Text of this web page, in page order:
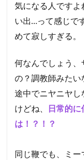
気になる人です
い出…って感じで
めて寂しすぎる。
何なんでしょう
の？調教師みたい
途中でニヤニヤ
けどね、
日常的
は！？！？
同じ鞭でも、ミ